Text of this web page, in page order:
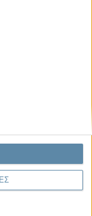
(letting